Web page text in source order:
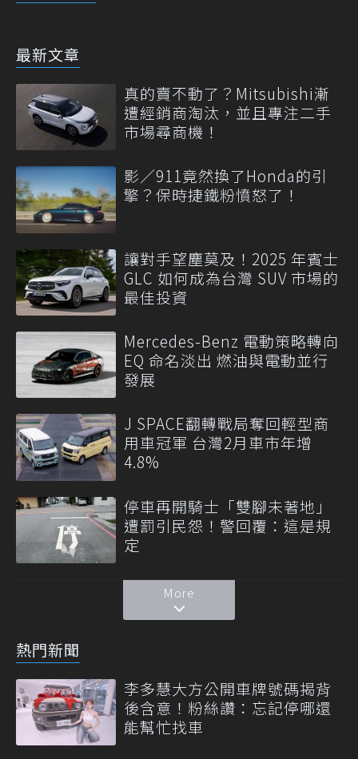
最新文章
真的賣不動了？Mitsubishi漸
遭經銷商淘汰，並且專注二手
市場尋商機！
影／911竟然換了Honda的引
擎？保時捷鐵粉憤怒了！
讓對手望塵莫及！2025 年賓士
GLC 如何成為台灣 SUV 市場的
最佳投資
Mercedes-Benz 電動策略轉向
EQ 命名淡出 燃油與電動並行
發展
J SPACE翻轉戰局奪回輕型商
用車冠軍 台灣2月車市年增
4.8%
停車再開騎士「雙腳未著地」
遭罰引民怨！警回覆：這是規
定
More
熱門新聞
李多慧大方公開車牌號碼揭背
後含意！粉絲讚：忘記停哪還
能幫忙找車